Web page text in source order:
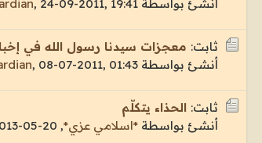
أنشئ بواسطة
, 24-09-2011, 19:41
ثابت: معجزات سيدنا رسول الله في
أنشئ بواسطة
, 08-07-2011, 01:43
ثابت: الحذاء يتكلّم
أنشئ بواسطة*اسلامي عزي*,
20-05-2013, 03:48